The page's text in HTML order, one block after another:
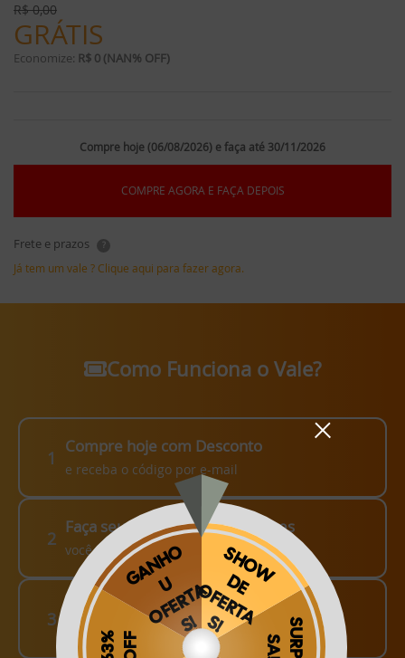
R$0,00
GRÁTIS
Economize: R$ 0 (NAN% OFF)
Compre hoje (06/08/2026) e faça até 30/11/2026
COMPRE AGORA E FAÇA DEPOIS
Frete e prazos ?
Já tem um vale ? Clique aqui para fazer agora.
Como Funciona o Vale?
1
Compre hoje com Desconto
e receba o código por e-mail
2
Faça seu pedido em até 3 meses
você escolhe como fazer!
3
Finalize o seu Pedido!
pague o Frete e receba em sua casa